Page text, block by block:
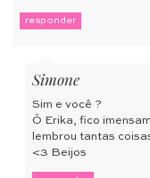
responder
Simone
Sim e você ?
Ô Erika, fico
lembrou tantas
<3 Beijos